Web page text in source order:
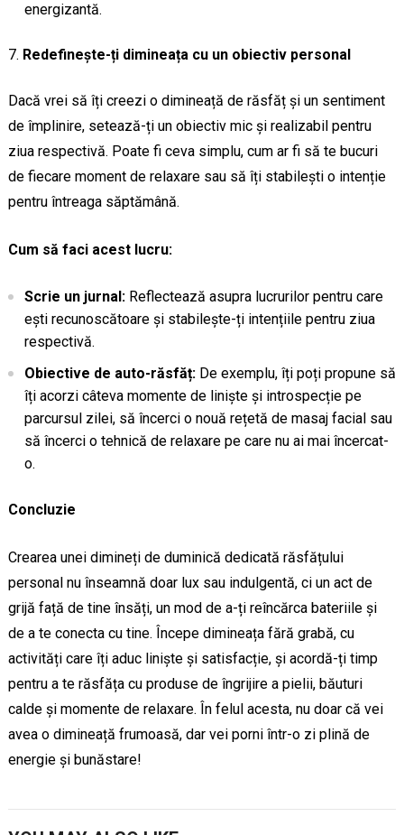
energizantă.
Redefinește-ți dimineața cu un obiectiv personal
Dacă vrei să îți creezi o dimineață de răsfăț și un sentiment
de împlinire, setează-ți un obiectiv mic și realizabil pentru
ziua respectivă. Poate fi ceva simplu, cum ar fi să te bucuri
de fiecare moment de relaxare sau să îți stabilești o intenție
pentru întreaga săptămână.
Cum să faci acest lucru:
Scrie un jurnal:Reflectează asupra lucrurilor pentru care
ești recunoscătoare și stabilește-ți intențiile pentru ziua
respectivă.
Obiective de auto-răsfăț:De exemplu, îți poți propune să
îți acorzi câteva momente de liniște și introspecție pe
parcursul zilei, să încerci o nouă rețetă de masaj facial sau
să încerci o tehnică de relaxare pe care nu ai mai încercat-
o.
Concluzie
Crearea unei dimineți de duminică dedicată răsfățului
personal nu înseamnă doar lux sau indulgentă, ci un act de
grijă față de tine însăți, un mod de a-ți reîncărca bateriile și
de a te conecta cu tine. Începe dimineața fără grabă, cu
activități care îți aduc liniște și satisfacție, și acordă-ți timp
pentru a te răsfăța cu produse de îngrijire a pielii, băuturi
calde și momente de relaxare. În felul acesta, nu doar că vei
avea o dimineață frumoasă, dar vei porni într-o zi plină de
energie și bunăstare!